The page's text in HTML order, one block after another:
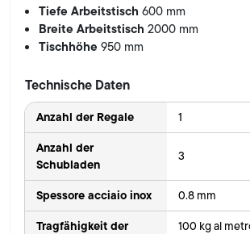
Tiefe Arbeitstisch600 mm
Breite Arbeitstisch2000 mm
Tischhöhe950 mm
Technische Daten
Anzahl der Regale 1
Anzahl der
Schubladen
3
Spessore acciaio inox 0.8 mm
Tragfähigkeit der
100 kg al